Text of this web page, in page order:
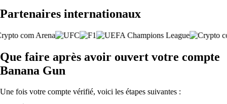
Partenaires internationaux
Que faire après avoir ouvert votre compte
Banana Gun
Une fois votre compte vérifié, voici les étapes suivantes :